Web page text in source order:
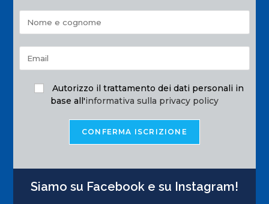
Autorizzo il trattamento dei dati personali in
base all'informativa sulla privacy policy
Siamo su Facebook e su Instagram!